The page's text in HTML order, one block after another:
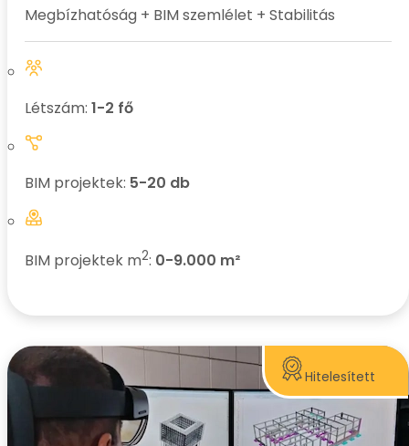
Megbízhatóság + BIM szemlélet + Stabilitás
Létszám:1-2 fő
BIM projektek: 5-20 db
BIM projektek m2: 0-9.000 m²
Hitelesített